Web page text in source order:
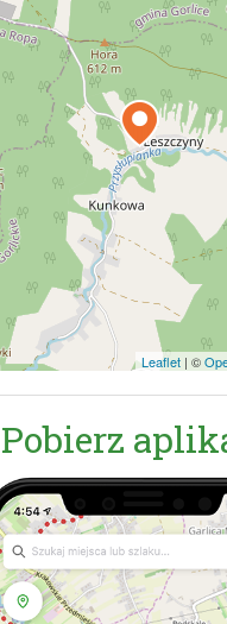
Leaflet | ©
Pobierz